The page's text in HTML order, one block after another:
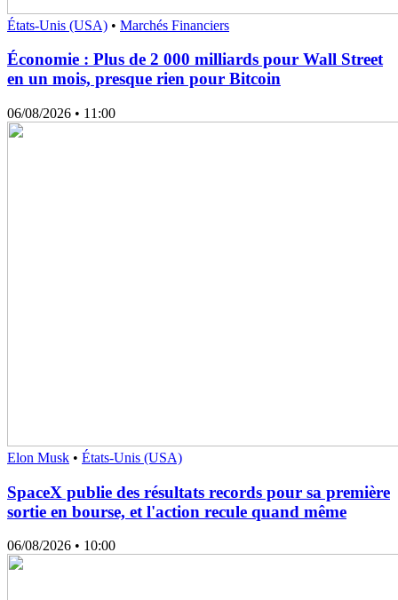
États-Unis (USA) • Marchés Financiers
Économie : Plus de 2 000 milliards pour Wall Street
en un mois, presque rien pour Bitcoin
06/08/2026 • 11:00
Elon Musk • États-Unis (USA)
SpaceX publie des résultats records pour sa première
sortie en bourse, et l'action recule quand même
06/08/2026 • 10:00